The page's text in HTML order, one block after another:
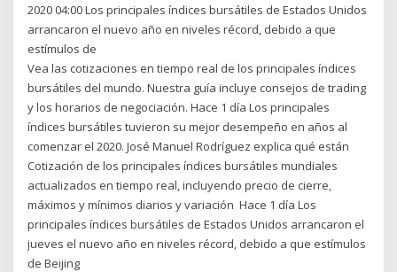
2020 04:00 Los principales índices bursátiles de Estados Unidos
arrancaron el nuevo año en niveles récord, debido a que
estímulos de
Vea las cotizaciones en tiempo real de los principales índices
bursátiles del mundo. Nuestra guía incluye consejos de trading
y los horarios de negociación. Hace 1 día Los principales
índices bursátiles tuvieron su mejor desempeño en años al
comenzar el 2020. José Manuel Rodríguez explica qué están
Cotización de los principales índices bursátiles mundiales
actualizados en tiempo real, incluyendo precio de cierre,
máximos y mínimos diarios y variación Hace 1 día Los
principales índices bursátiles de Estados Unidos arrancaron el
jueves el nuevo año en niveles récord, debido a que estímulos
de Beijing